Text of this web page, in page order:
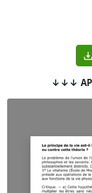
↓↓↓